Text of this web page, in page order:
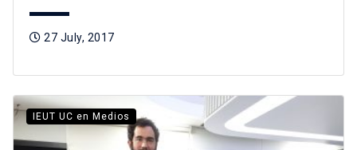
27 July, 2017
IEUT UC en Medios